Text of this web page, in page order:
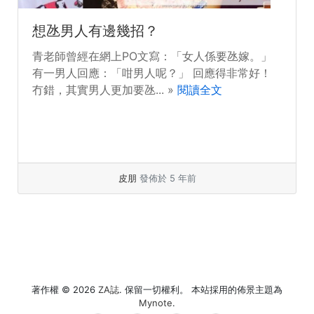
想氹男人有邊幾招？
青老師曾經在網上PO文寫：「女人係要氹嫁。」
有一男人回應：「咁男人呢？」 回應得非常好！
冇錯，其實男人更加要氹... » 閱讀全文
皮朋 發佈於 5 年前
著作權 © 2026 ZA誌. 保留一切權利。 本站採用的佈景主題為
Mynote.